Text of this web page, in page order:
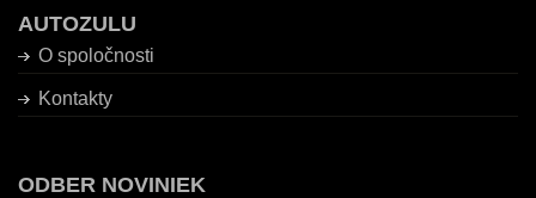
AUTOZULU
O spoločnosti
Kontakty
ODBER NOVINIEK